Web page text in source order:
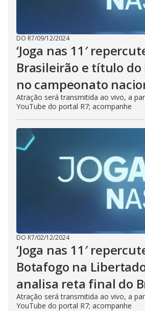
DO R7/09/12/2024
‘Joga nas 11′
Brasileirão e título do
no campeonato
Atração será transmitida ao vivo, a
YouTube do portal R7; acompanhe
DO R7/02/12/2024
‘Joga nas 11′
Botafogo na
analisa reta final do
Atração será transmitida ao vivo, a
YouTube do portal R7; acompanhe